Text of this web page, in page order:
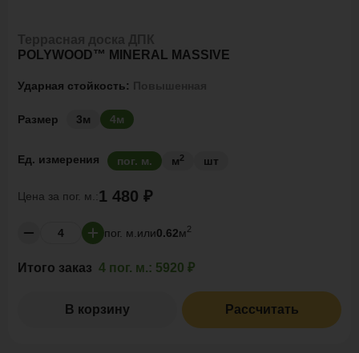
POLYWOOD™ MINERAL MASSIVE
Ударная стойкость:
Размер 3м 4м
Ед. измерения пог. м. м2 шт
Цена за пог. м.:1 480 ₽
пог. м. или0.62м2
Итого заказ 4 пог. м.: 5920 ₽
В корзину Рассчитать